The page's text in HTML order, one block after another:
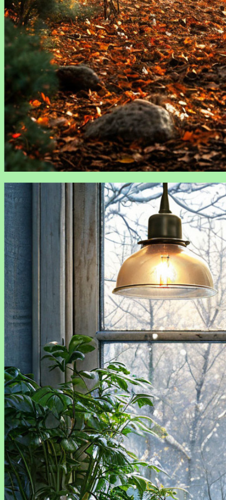
Как подготовить сад к зиме: основные этапы